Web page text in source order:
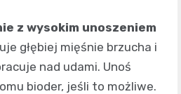
z wysokim unoszeniem
głębiej mięśnie brzucha i
nad udami. Unoś
bioder, jeśli to możliwe.